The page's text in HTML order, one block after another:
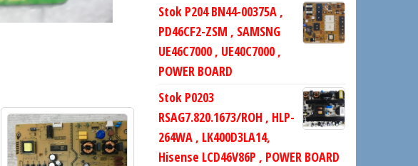
Stok P204 BN44-00375A ,
PD46CF2-ZSM , SAMSNG
UE46C7000 , UE40C7000 ,
POWER BOARD
Stok P0203
RSAG7.820.1673/ROH , HLP-
264WA , LK400D3LA14,
Hisense LCD46V86P , POWER BOARD